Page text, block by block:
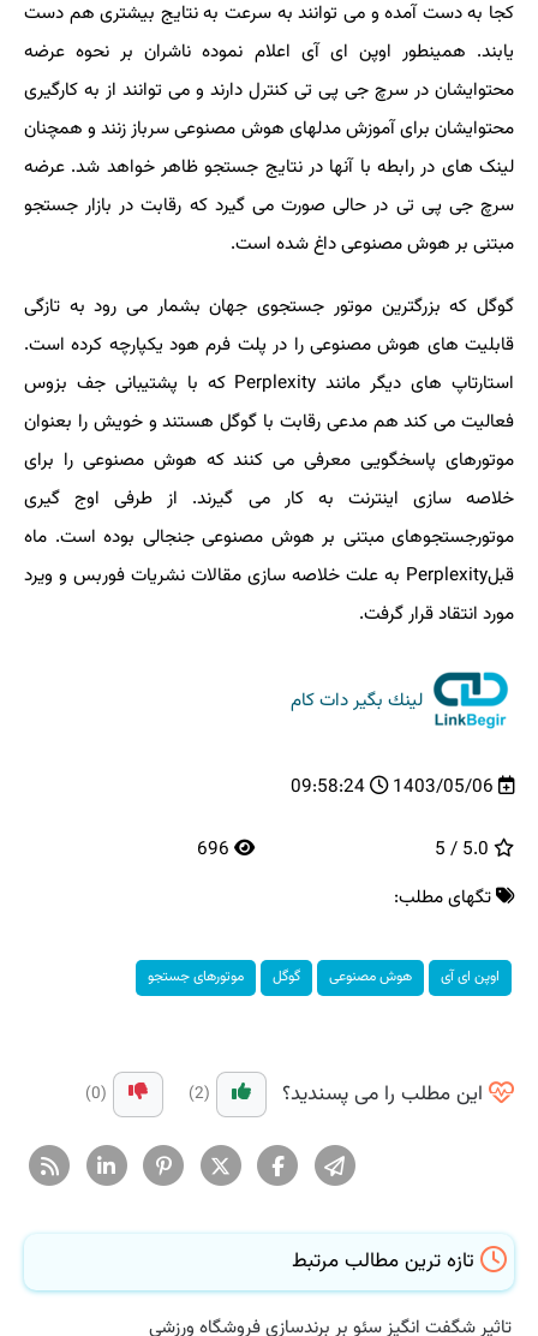
کجا به دست آمده و می توانند به سرعت به نتایج بیشتری هم دست
یابند. همینطور اوپن ای آی اعلام نموده ناشران بر نحوه عرضه
محتوایشان در سرچ جی پی تی کنترل دارند و می توانند از به کارگیری
محتوایشان برای آموزش مدلهای هوش مصنوعی سرباز زنند و همچنان
لینک های در رابطه با آنها در نتایج جستجو ظاهر خواهد شد. عرضه
سرچ جی پی تی در حالی صورت می گیرد که رقابت در بازار جستجو
مبتنی بر هوش مصنوعی داغ شده است.
گوگل که بزرگترین موتور جستجوی جهان بشمار می رود به تازگی
قابلیت های هوش مصنوعی را در پلت فرم هود یکپارچه کرده است.
استارتاپ های دیگر مانند Perplexity که با پشتیبانی جف بزوس
فعالیت می کند هم مدعی رقابت با گوگل هستند و خویش را بعنوان
موتورهای پاسخگویی معرفی می کنند که هوش مصنوعی را برای
خلاصه سازی اینترنت به کار می گیرند. از طرفی اوج گیری
موتورجستجوهای مبتنی بر هوش مصنوعی جنجالی بوده است. ماه
قبلPerplexity به علت خلاصه سازی مقالات نشریات فوربس و ویرد
مورد انتقاد قرار گرفت.
لینك بگیر دات كام
1403/05/06
09:58:24
تگهای مطلب:
اوپن ای آی هوش مصنوعی گوگل موتورهای جستجو
این مطلب را می پسندید؟ (2)
(0)
تازه ترین مطالب مرتبط
تاثیر شگفت انگیز سئو بر برندسازی فروشگاه ورزشی